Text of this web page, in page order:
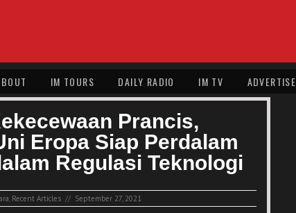
IM TOURS DAILY RADIO IM TV ADVERTISE
Prancis,
Eropa Siap Perdalam
Regulasi Teknologi
, Recent Articles // September 27, 2021